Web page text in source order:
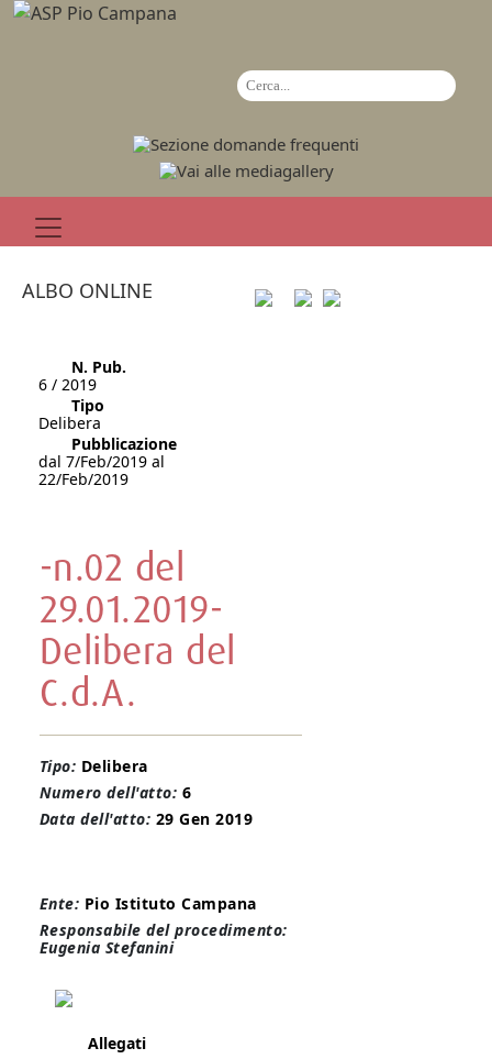
ALBO ONLINE
N. Pub.
6 / 2019
Tipo
Delibera
Pubblicazione
dal 7/Feb/2019 al
22/Feb/2019
-n.02 del
29.01.2019-
Delibera del
C.d.A.
Tipo: Delibera
Numero dell'atto: 6
Data dell'atto: 29 Gen 2019
Ente: Pio Istituto Campana
Responsabile del procedimento:
Eugenia Stefanini
Allegati